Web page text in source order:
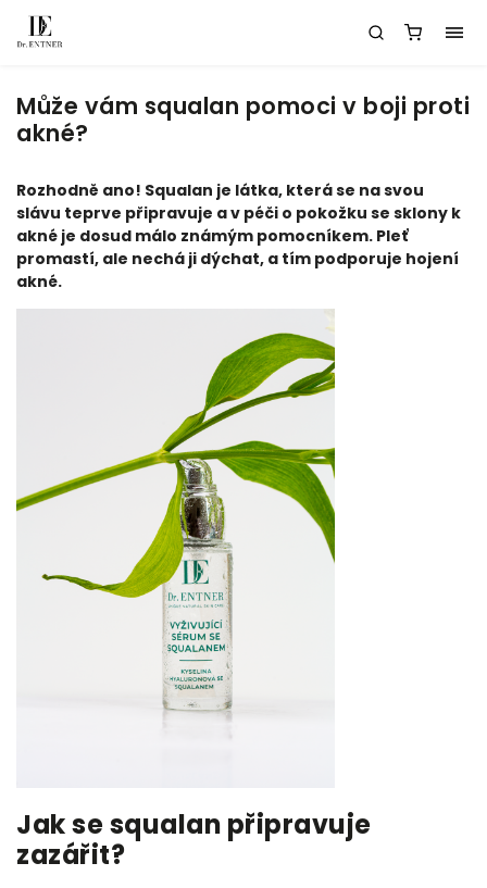
Může vám squalan pomoci v boji proti
akné?
Rozhodně ano! Squalan je látka, která se na svou
slávu teprve připravuje a v péči o pokožku se sklony k
akné je dosud málo známým pomocníkem. Pleť
promastí, ale nechá ji dýchat, a tím podporuje hojení
akné.
Jak se squalan připravuje
zazářit?